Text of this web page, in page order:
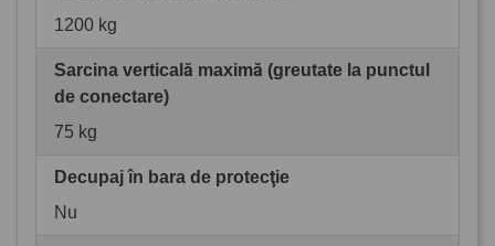
1200 kg
Sarcina verticală maximă (greutate la punctul
de conectare)
75 kg
Decupaj în bara de protecţie
Nu